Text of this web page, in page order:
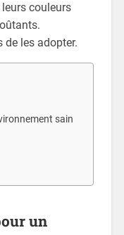
couleurs
de les adopter.
sain
un